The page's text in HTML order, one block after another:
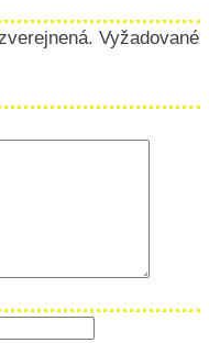
Vyžadované